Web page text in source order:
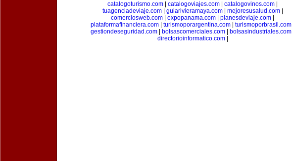
catalogoturismo.com
catalogoviajes.com catalogovinos.com
tuagenciadeviaje.com| guiarivieramaya.com| mejoresusalud.com|
comerciosweb.com
expopanama.com planesdeviaje.com
plataformafinanciera.com
turismoporargentina.com turismoporbrasil.com
gestiondeseguridad.com
bolsascomerciales.com bolsasindustriales.com
directorioinformatico.com|